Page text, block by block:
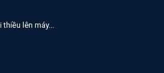
lên máy...